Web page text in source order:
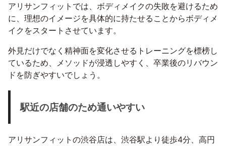
アリサンフィットでは、ボディメイクの失敗を避けるため
に、理想のイメージを具体的に持たせることからボディメ
イクをスタートさせています。
外見だけでなく精神面を変化させるトレーニングを標榜し
ているため、メソッドが浸透しやすく、卒業後のリバウン
ドを防ぎやすいでしょう。
駅近の店舗のため通いやすい
アリサンフィットの渋谷店は、渋谷駅より徒歩4分、高円